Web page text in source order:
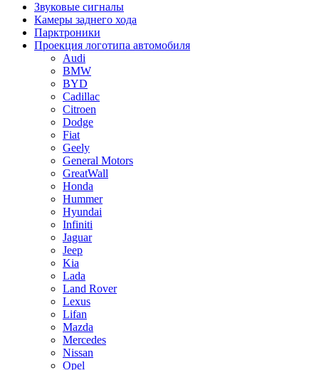
Звуковые сигналы
Камеры заднего хода
Парктроники
Проекция логотипа автомобиля
Audi
BMW
BYD
Cadillac
Citroen
Dodge
Fiat
Geely
General Motors
GreatWall
Honda
Hummer
Hyundai
Infiniti
Jaguar
Jeep
Kia
Lada
Land Rover
Lexus
Lifan
Mazda
Mercedes
Nissan
Opel